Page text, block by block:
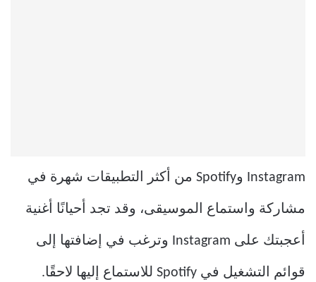
Instagram وSpotify من أكثر التطبيقات شهرة في
مشاركة واستماع الموسيقى، وقد تجد أحيانًا أغنية
أعجبتك على Instagram وترغب في إضافتها إلى
قوائم التشغيل في Spotify للاستماع إليها لاحقًا.